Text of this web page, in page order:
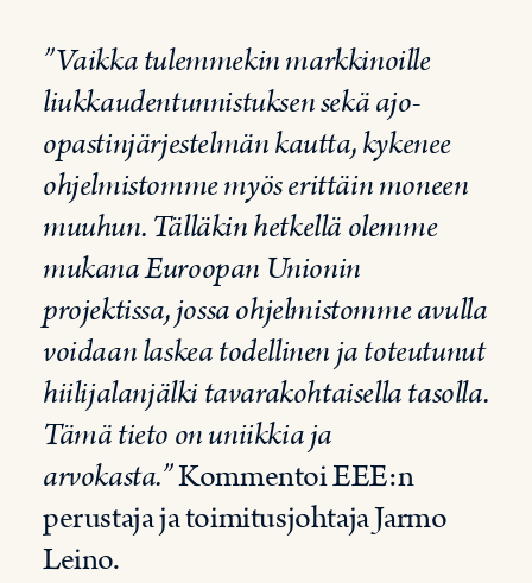
”Vaikka tulemmekin markkinoille
liukkaudentunnistuksen sekä ajo-
opastinjärjestelmän kautta, kykenee
ohjelmistomme myös erittäin moneen
muuhun. Tälläkin hetkellä olemme
mukana Euroopan Unionin
projektissa, jossa ohjelmistomme avulla
voidaan laskea todellinen ja toteutunut
hiilijalanjälki tavarakohtaisella tasolla.
Tämä tieto on uniikkia ja
arvokasta.”Kommentoi EEE:n
perustaja ja toimitusjohtaja Jarmo
Leino.